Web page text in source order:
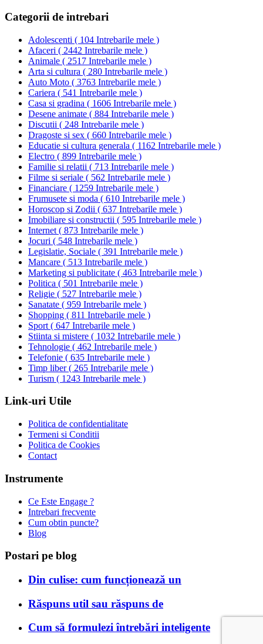
Categorii de intrebari
Adolescenti ( 104 Intrebarile mele )
Afaceri ( 2442 Intrebarile mele )
Animale ( 2517 Intrebarile mele )
Arta si cultura ( 280 Intrebarile mele )
Auto Moto ( 3763 Intrebarile mele )
Cariera ( 541 Intrebarile mele )
Casa si gradina ( 1606 Intrebarile mele )
Desene animate ( 884 Intrebarile mele )
Discutii ( 248 Intrebarile mele )
Dragoste si sex ( 660 Intrebarile mele )
Educatie si cultura generala ( 1162 Intrebarile mele )
Electro ( 899 Intrebarile mele )
Familie si relatii ( 713 Intrebarile mele )
Filme si seriale ( 562 Intrebarile mele )
Financiare ( 1259 Intrebarile mele )
Frumusete si moda ( 610 Intrebarile mele )
Horoscop si Zodii ( 637 Intrebarile mele )
Imobiliare si constructii ( 595 Intrebarile mele )
Internet ( 873 Intrebarile mele )
Jocuri ( 548 Intrebarile mele )
Legislatie, Sociale ( 391 Intrebarile mele )
Mancare ( 513 Intrebarile mele )
Marketing si publicitate ( 463 Intrebarile mele )
Politica ( 501 Intrebarile mele )
Religie ( 527 Intrebarile mele )
Sanatate ( 959 Intrebarile mele )
Shopping ( 811 Intrebarile mele )
Sport ( 647 Intrebarile mele )
Stiinta si mistere ( 1032 Intrebarile mele )
Tehnologie ( 462 Intrebarile mele )
Telefonie ( 635 Intrebarile mele )
Timp liber( 265 Intrebarile mele )
Turism ( 1243 Intrebarile mele )
Link-uri Utile
Politica de confidentialitate
Termeni si Conditii
Politica de Cookies
Contact
Instrumente
Ce Este Engage ?
Intrebari frecvente
Cum obtin puncte?
Blog
Postari pe blog
Din culise: cum funcționează un
Răspuns util sau răspuns de
Cum să formulezi întrebări inteligente